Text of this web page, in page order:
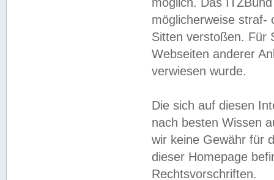
möglich. Das
möglicherweise straf-
Sitten verstoßen. Für
Webseiten anderer
verwiesen wurde.
Die sich auf diesen
nach besten Wissen
wir keine Gewähr für
dieser Homepage
Rechtsvorschriften.